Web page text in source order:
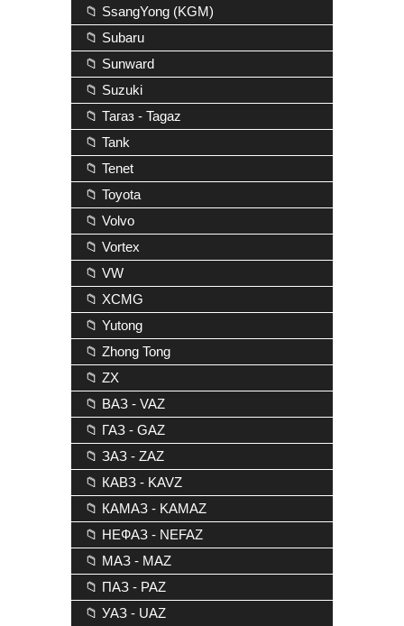
📁 SsangYong (KGM)
📁 Subaru
📁 Sunward
📁 Suzuki
📁 Тагаз - Tagaz
📁 Tank
📁 Tenet
📁 Toyota
📁 Volvo
📁 Vortex
📁 VW
📁 XCMG
📁 Yutong
📁 Zhong Tong
📁 ZX
📁 ВАЗ - VAZ
📁 ГАЗ - GAZ
📁 ЗАЗ - ZAZ
📁 КАВЗ - KAVZ
📁 КАМАЗ - KAMAZ
📁 НЕФАЗ - NEFAZ
📁 МАЗ - MAZ
📁 ПАЗ - PAZ
📁 УАЗ - UAZ